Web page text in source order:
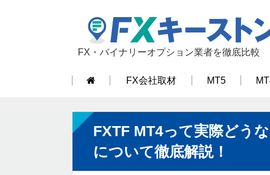
FX・バイナリーオプション業者を徹底比較
FX会社取材 MT5
FXTF MT4って実際どう
について徹底解説！